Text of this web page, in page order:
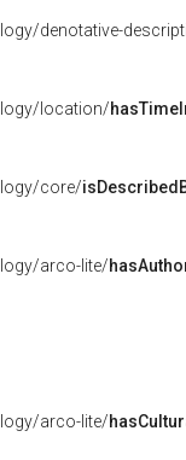
denotative-
location/
core/
arco-lite/
arco-lite/